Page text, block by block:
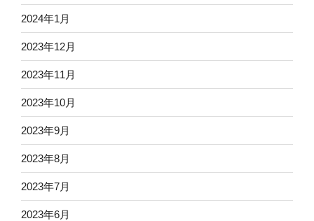
2024年1月
2023年12月
2023年11月
2023年10月
2023年9月
2023年8月
2023年7月
2023年6月